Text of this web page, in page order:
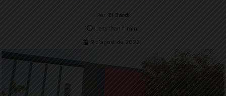
Per El Jardí
Less than 1 min.
9 d'agost de 2022